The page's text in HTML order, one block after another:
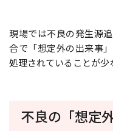
現場では不良の発生源
合で「想定外の出来事
処理されていることが少
不良の「想定